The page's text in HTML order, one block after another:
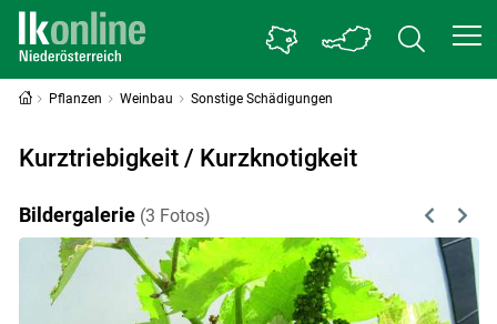
Pflanzen Weinbau Sonstige Schädigungen
Kurztriebigkeit / Kurzknotigkeit
Bildergalerie (3 Fotos) Previous
Next